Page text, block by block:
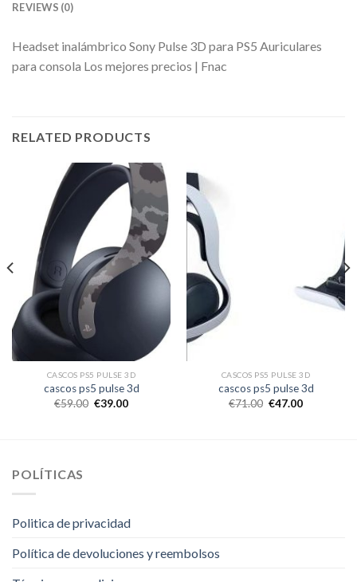
REVIEWS (0)
Headset inalámbrico Sony Pulse 3D para PS5 Auriculares
para consola Los mejores precios | Fnac
RELATED PRODUCTS
CASCOS PS5 PULSE 3D
cascos ps5 pulse 3d
€59.00 €39.00
CASCOS PS5 PULSE 3D
cascos ps5 pulse 3d
€71.00 €47.00
POLÍTICAS
Politica de privacidad
Política de devoluciones y reembolsos